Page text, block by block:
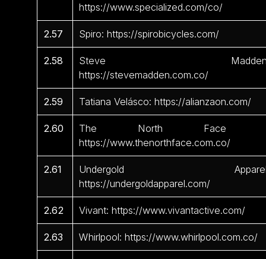
https://www.specialized.com/co/
2.57 Spiro: https://spirobicycles.com/
2.58
Steve
https://stevemadden.com.co/
2.59 Tatiana Velásco: https://alianzaon.com/
2.60
The North Face
https://www.thenorthface.com.co/
2.61
Undergold
https://undergoldapparel.com/
2.62 Vivant: https://www.vivantactive.com/
2.63 Whirlpool: https://www.whirlpool.com.co/